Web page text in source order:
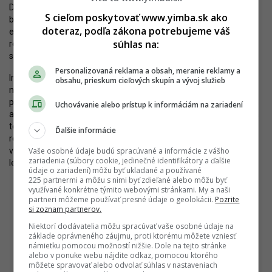
Do predpredaja bolo vložených iba deväť domov. Následný predaj
by mal byť veľmi pozvoľný. Ceny domov začínajú na 850-tisíc
eurách s DPH v predpredaji, pričom súčasťou ceny je samotný
rodinný dom, tri parkovacie miesta, pozemok, záhrada, oplotenie,
stromy a zeleň a, ako dodáva developer, aj celá štvrť.
Investor dúfa, že tu vznikne súdržná komunita obyvateľov, ktoré
naplno využije jednotlivé urbanistické a architektonické
predpoklady projektu. Ulice si predstavuje ako hernú zónu pre deti
a priestor pre stretnutia susedov. Prvé signály naznačujú, že by sa
to mohlo podariť – medzi záujemcami sú dokonca aj priatelia či
rodiny, ktorí chcú bývať vedľa seba. Projekt pritom nebol dosiaľ
výraznejšie marketingovo komunikovaný a známy bol v podstate
len v Rači.
Domy budú osadené vo svahovitom teréne tak, aby sa
maximalizovalo súkromie aj výhľady. Zdroj: SYNAPSIS property
investments
S cieľom poskytovať www.yimba.sk ako
doteraz, podľa zákona potrebujeme váš
súhlas na:
Personalizovaná reklama a obsah, meranie reklamy a
obsahu, prieskum cieľových skupín a vývoj služieb
Uchovávanie alebo prístup k informáciám na zariadení
Ďalšie informácie
Vaše osobné údaje budú spracúvané a informácie z vášho
zariadenia (súbory cookie, jedinečné identifikátory a ďalšie
údaje o zariadení) môžu byť ukladané a používané
225 partnermi a môžu s nimi byť zdieľané alebo môžu byť
využívané konkrétne týmito webovými stránkami. My a naši
partneri môžeme používať presné údaje o geolokácii. Pozrite
si zoznam partnerov.
Niektorí dodávatelia môžu spracúvať vaše osobné údaje na
základe oprávneného záujmu, proti ktorému môžete vzniesť
námietku pomocou možností nižšie. Dole na tejto stránke
alebo v ponuke webu nájdite odkaz, pomocou ktorého
môžete spravovať alebo odvolať súhlas v nastaveniach